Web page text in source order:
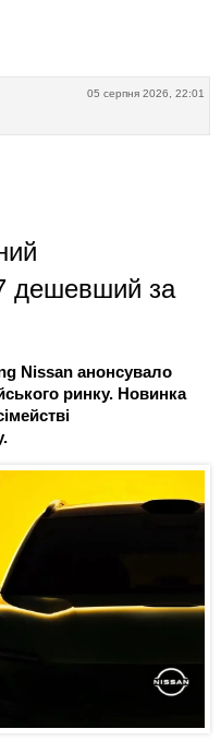
05 серпня 2026, 22:01
дешевший за
Nissan анонсувало
ринку. Новинка